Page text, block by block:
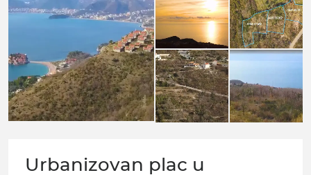
Urbanizovan plac u